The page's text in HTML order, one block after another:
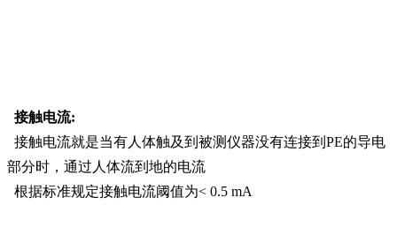
接触电流:
接触电流就是当有人体触及到被测仪器没有连接到PE的导电
部分时，通过人体流到地的电流
根据标准规定接触电流阈值为< 0.5 mA